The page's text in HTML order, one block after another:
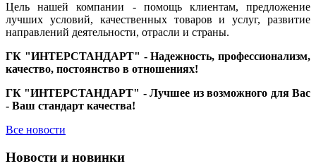
Цель нашей компании - помощь клиентам, предложение
лучших условий, качественных товаров и услуг, развитие
направлений деятельности, отрасли и страны.
ГК "ИНТЕРСТАНДАРТ" - Надежность, профессионализм,
качество, постоянство в отношениях!
ГК "ИНТЕРСТАНДАРТ" - Лучшее из возможного для Вас
- Ваш стандарт качества!
Все новости
Новости и новинки